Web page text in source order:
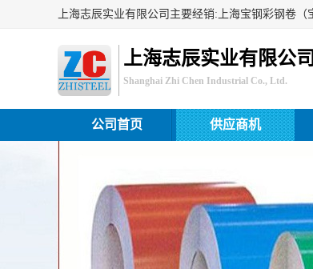
上海志辰实业有限公司
Shanghai Zhi Chen Industrial Co., Ltd.
公司首页 供应商机